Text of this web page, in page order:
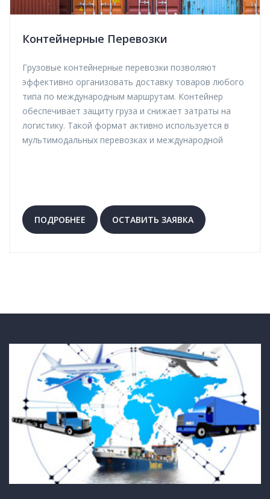
Контейнерные Перевозки
Грузовые контейнерные перевозки позволяют
эффективно организовать доставку товаров любого
типа по международным маршрутам. Контейнер
обеспечивает защиту груза и снижает затраты на
логистику. Такой формат активно используется в
мультимодальных перевозках и международной
ПОДРОБНЕЕ ОСТАВИТЬ ЗАЯВКА